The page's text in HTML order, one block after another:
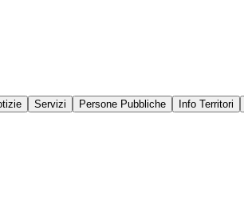
Servizi Persone Pubbliche Info Territori